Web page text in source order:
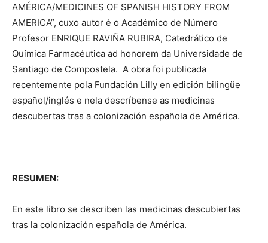
AMÉRICA/MEDICINES OF SPANISH HISTORY FROM
AMERICA”, cuxo autor é o Académico de Número
Profesor ENRIQUE RAVIÑA RUBIRA, Catedrático de
Química Farmacéutica ad honorem da Universidade de
Santiago de Compostela. A obra foi publicada
recentemente pola Fundación Lilly en edición bilingüe
español/inglés e nela descríbense as medicinas
descubertas tras a colonización española de América.
RESUMEN:
En este libro se describen las medicinas descubiertas
tras la colonización española de América.